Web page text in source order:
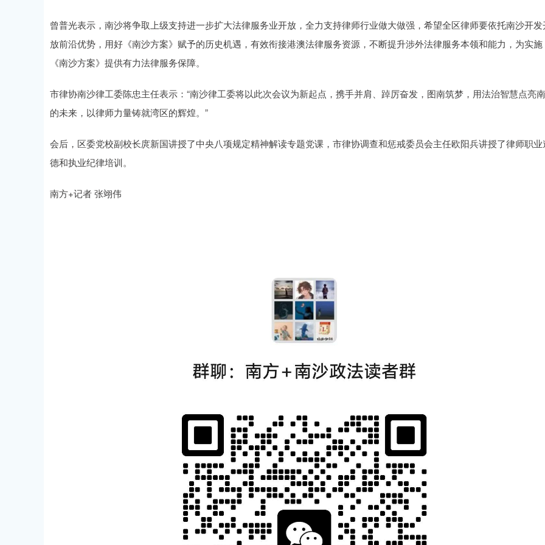
曾普光表示，南沙将争取上级支持进一步扩大法律服务业开放，全力支持律师行业做大做强，希望全区律师要依托南沙开发
放前沿优势，用好《南沙方案》赋予的历史机遇，有效衔接港澳法律服务资源，不断提升涉外法律服务本领和能力，为实施
《南沙方案》提供有力法律服务保障。
市律协南沙律工委陈忠主任表示：“南沙律工委将以此次会议为新起点，携手并肩、踔厉奋发，图南筑梦，用法治智慧点亮
的未来，以律师力量铸就湾区的辉煌。”
会后，区委党校副校长庹新国讲授了中央八项规定精神解读专题党课，市律协调查和惩戒委员会主任欧阳兵讲授了律师职业
德和执业纪律培训。
南方+记者 张翊伟